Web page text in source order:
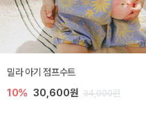
밀라 아기 점프수트
10% 30,600원 34,000원